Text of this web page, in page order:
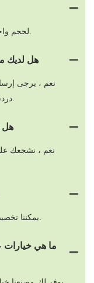
هل لديك
نعم ، يرجى
هل
نعم ، نشجعك
ما هي خيارات